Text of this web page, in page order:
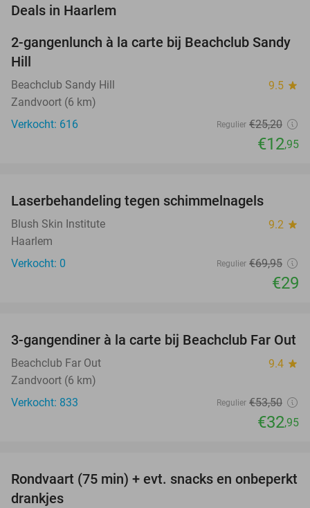
Deals in Haarlem
49%
2-gangenlunch à la carte bij Beachclub Sandy
Hill
Beachclub Sandy Hill 9.5 star
Zandvoort (6 km)
Verkocht: 616
Regulier €25,20
€12,95
TODAY
Laserbehandeling tegen schimmelnagels
Blush Skin Institute 9.2 star
Haarlem
Verkocht: 0
Regulier €69,95
€29
38%
3-gangendiner à la carte bij Beachclub Far Out
Beachclub Far Out 9.4 star
Zandvoort (6 km)
Verkocht: 833
Regulier €53,50
€32,95
50%
Rondvaart (75 min) + evt. snacks en onbeperkt
drankjes